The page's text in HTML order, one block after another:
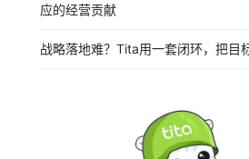
应的经营贡献
战略落地难？Tita用一套闭环，把目